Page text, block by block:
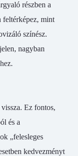
részben a
feltérképez, mint
színész.
nagyban
Ez fontos,
és a
„felesleges
kedvezményt